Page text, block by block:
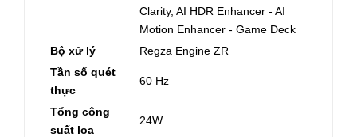
Clarity, AI HDR Enhancer - AI
Motion Enhancer - Game Deck
Bộ xử lý
Regza Engine ZR
Tần số quét
thực
60 Hz
Tổng công
suất loa
24W